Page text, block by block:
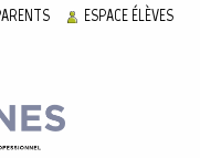
ESPACE ÉLÈVES